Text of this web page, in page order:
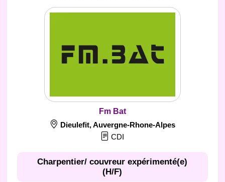
Fm Bat
Dieulefit,Auvergne-Rhone-Alpes
CDI
Charpentier/ couvreur expérimenté(e)
(H/F)